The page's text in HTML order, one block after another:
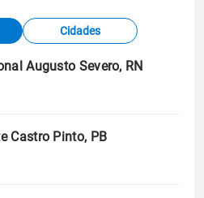
de estações
do Centro de Previsão
(CPTEC).
sobre os dados
Cidades
Augusto Severo, RN
Castro Pinto, PB